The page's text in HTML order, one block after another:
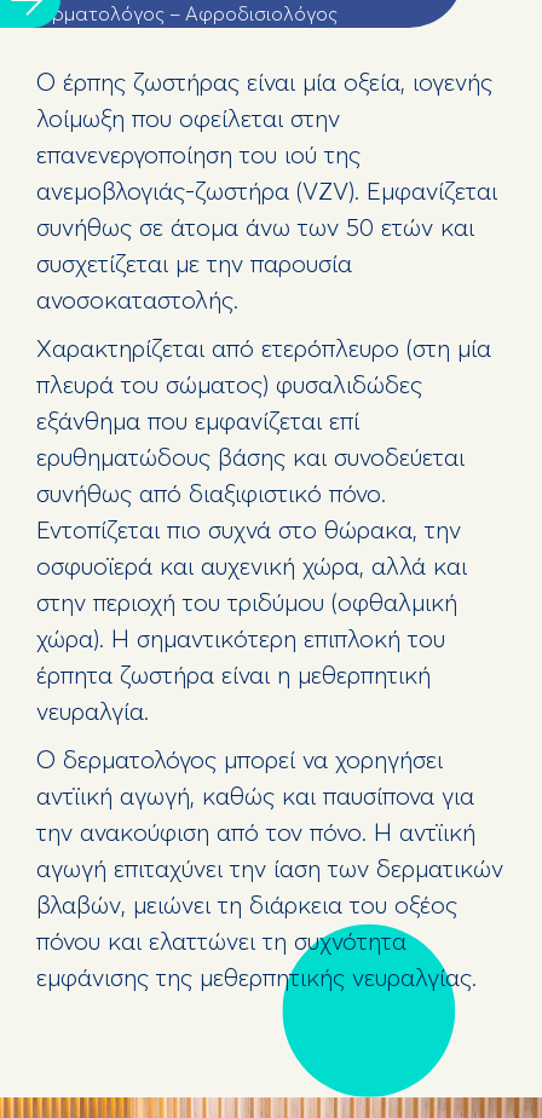
Δερματολόγος – Αφροδισιολόγος
Ο έρπης ζωστήρας είναι µία οξεία, ιογενής
λοίμωξη που οφείλεται στην
επανενεργοποίηση του ιού της
ανεμοβλογιάς-ζωστήρα (VZV). Εμφανίζεται
συνήθως σε άτομα άνω των 50 ετών και
συσχετίζεται με την παρουσία
ανοσοκαταστολής.
Χαρακτηρίζεται από ετερόπλευρο (στη µία
πλευρά του σώματος) φυσαλιδώδες
εξάνθημα που εμφανίζεται επί
ερυθηματώδους βάσης και συνοδεύεται
συνήθως από διαξιφιστικό πόνο.
Εντοπίζεται πιο συχνά στο θώρακα, την
οσφυoϊερά και αυχενική χώρα, αλλά και
στην περιοχή του τριδύμου (οφθαλμική
χώρα). Η σημαντικότερη επιπλοκή του
έρπητα ζωστήρα είναι η μεθερπητική
νευραλγία.
Ο δερματολόγος μπορεί να χορηγήσει
αντϊική αγωγή, καθώς και παυσίπονα για
την ανακούφιση από τον πόνο. Η αντϊική
αγωγή επιταχύνει την ίαση των δερματικών
βλαβών, μειώνει τη διάρκεια του οξέoς
πόνου και ελαττώνει τη συχνότητα
εμφάνισης της μεθερπητικής νευραλγίας.